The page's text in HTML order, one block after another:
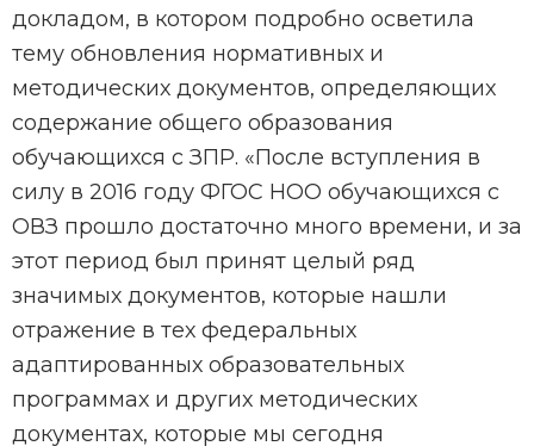
докладом, в котором подробно осветила
тему обновления нормативных и
методических документов, определяющих
содержание общего образования
обучающихся с ЗПР. «После вступления в
силу в 2016 году ФГОС НОО обучающихся с
ОВЗ прошло достаточно много времени, и за
этот период был принят целый ряд
значимых документов, которые нашли
отражение в тех федеральных
адаптированных образовательных
программах и других методических
документах, которые мы сегодня